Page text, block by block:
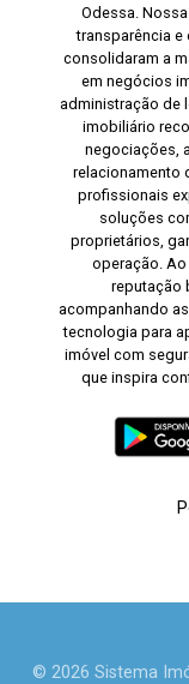
Odessa.
transparência e
consolidaram a
em negócios
administração de
imobiliário
negociações,
relacionamento
profissionais
soluções
proprietários,
operação.
reputação
acompanhando
tecnologia para
imóvel com
que inspira
© 2026 Sistema